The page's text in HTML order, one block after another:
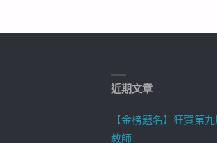
近期文章
【金榜題名】狂賀第
教師